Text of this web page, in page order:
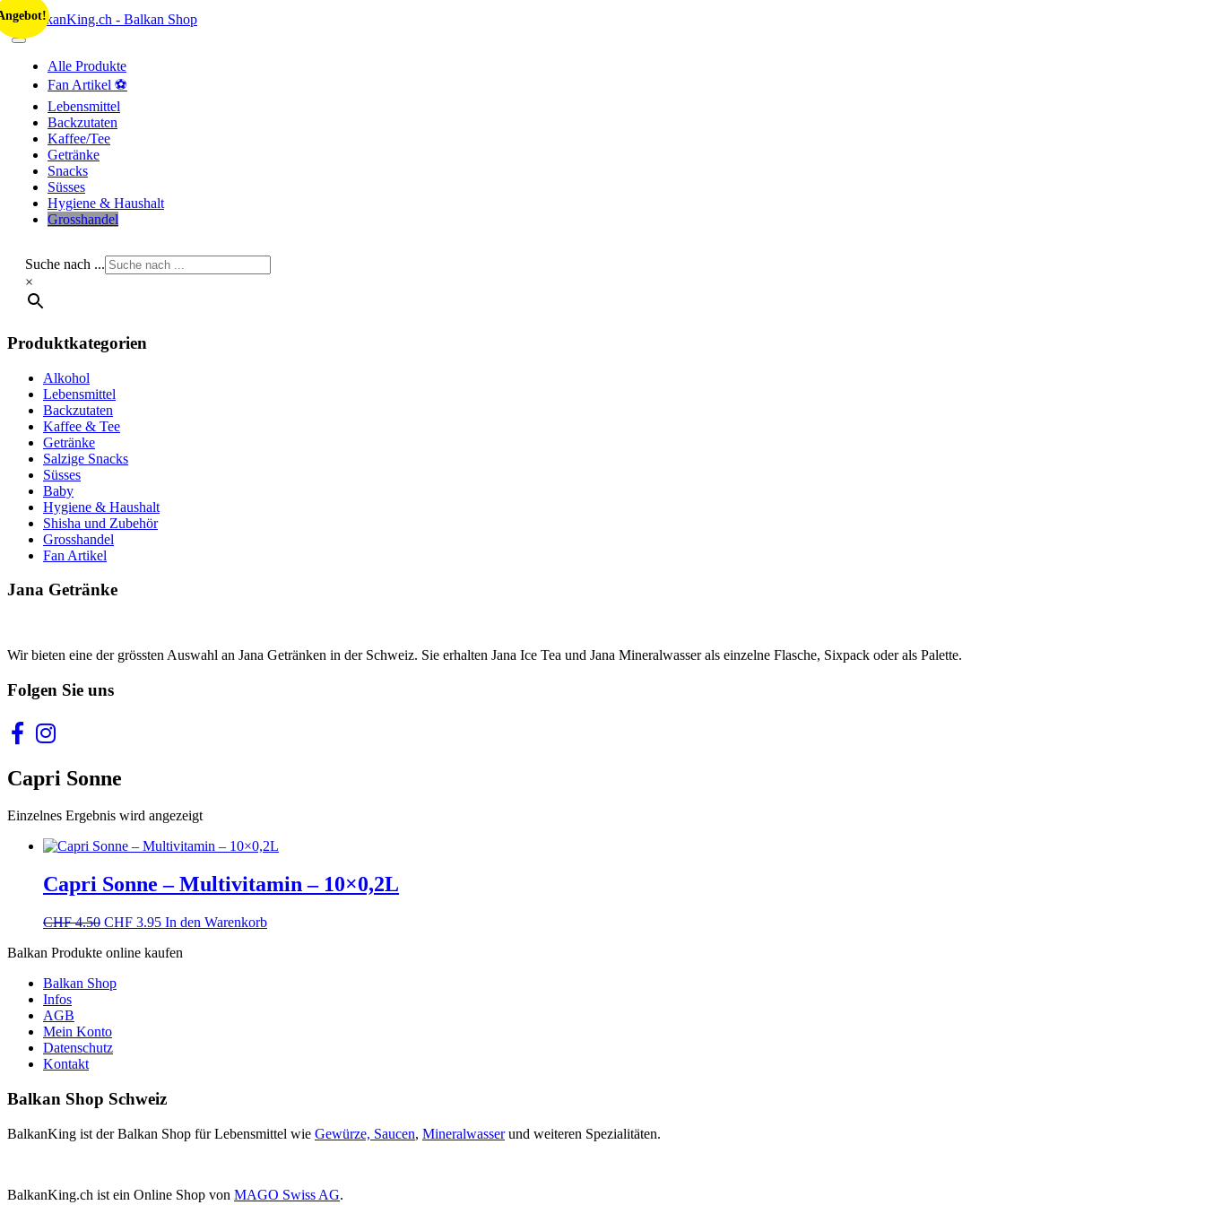
Skip
content
Alle Produkte
Fan Artikel ⚽
Lebensmittel
Backzutaten
Kaffee/Tee
Getränke
Snacks
Süsses
Hygiene & Haushalt
Grosshandel
Suche nach ...
×
Produktkategorien
Alkohol
Lebensmittel
Backzutaten
Kaffee & Tee
Getränke
Salzige Snacks
Süsses
Baby
Hygiene & Haushalt
Shisha und Zubehör
Grosshandel
Fan Artikel
Jana Getränke
Wir bieten eine der grössten Auswahl an Jana Getränken in der Schweiz. Sie erhalten Jana Ice Tea und Jana Mineralwasser als einzelne Flasche, Sixpack oder als Palette.
Folgen Sie uns
Capri Sonne
Einzelnes Ergebnis wird angezeigt
Capri Sonne – Multivitamin – 10×0,2L
CHF4.50 Ursprünglicher
war:
CHF 3.95Aktueller
ist:
In den Warenkorb
Balkan Produkte online kaufen
Balkan Shop
Infos
AGB
Mein Konto
Datenschutz
Kontakt
Balkan Shop Schweiz
BalkanKing ist der Balkan Shop für Lebensmittel wie Gewürze, Saucen, Mineralwasserund weiteren Spezialitäten.
BalkanKing.ch ist ein Online Shop von MAGO Swiss AG.